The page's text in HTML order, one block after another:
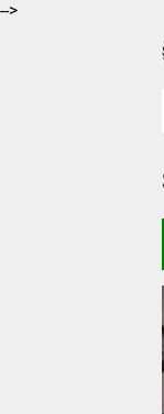
-->